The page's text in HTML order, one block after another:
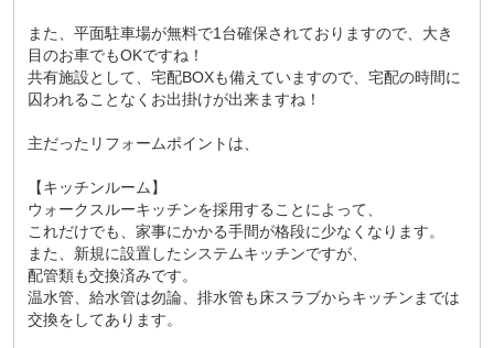
また、平面駐車場が無料で1台確保されておりますので、大き
目のお車でもOKですね！
共有施設として、宅配BOXも備えていますので、宅配の時間に
囚われることなくお出掛けが出来ますね！
主だったリフォームポイントは、
【キッチンルーム】
ウォークスルーキッチンを採用することによって、
これだけでも、家事にかかる手間が格段に少なくなります。
また、新規に設置したシステムキッチンですが、
配管類も交換済みです。
温水管、給水管は勿論、排水管も床スラブからキッチンまでは
交換をしてあります。